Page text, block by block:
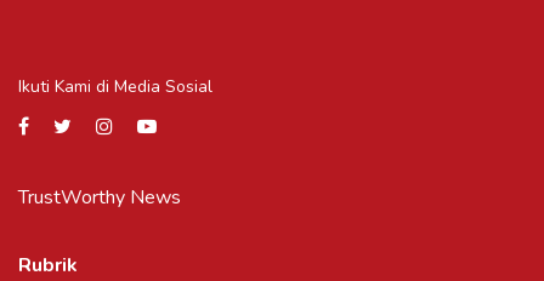
Ikuti Kami di Media Sosial
TrustWorthy News
Rubrik